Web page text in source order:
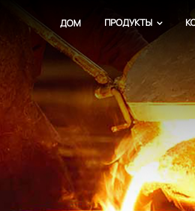
ДОМ ПРОДУКТЫ